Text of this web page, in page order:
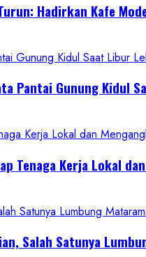
Hadirkan Kafe
Gunung Kidul Saat Libur
Pantai Gunung Kidul
Kerja Lokal dan
Tenaga Kerja Lokal
Satunya Lumbung
Salah Satunya